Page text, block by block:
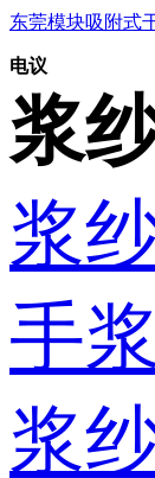
东莞模块吸附式
电议
浆
浆
手
浆